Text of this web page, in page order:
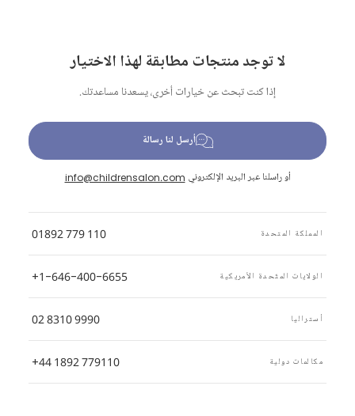
لا توجد منتجات مطابقة لهذا الاختيار
إذا كنت تبحث عن خيارات أخرى، يسعدنا مساعدتك.
أرسل لنا رسالة
أو راسلنا عبر البريد الإلكتروني info@childrensalon.com
المملكة المتحدة 01892 779 110
الولايات المتّحدة الأمريكية +1-646-400-6655
أستراليا 02 8310 9990
مكالمات دولية +44 1892 779110